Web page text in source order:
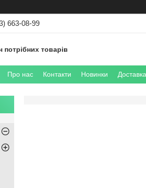
663-08-99
потрібних товарів
Про нас Контакти Новинки